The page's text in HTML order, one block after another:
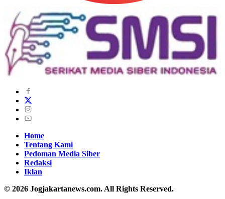
Home
Tentang Kami
Pedoman Media Siber
Redaksi
Iklan
© 2026 Jogjakartanews.com. All Rights Reserved.